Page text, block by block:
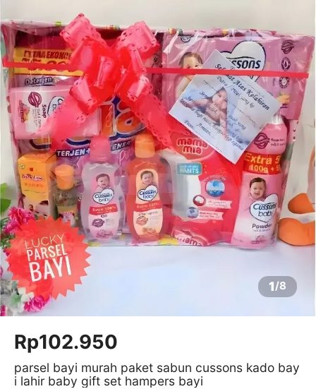
1/8
Rp102.950
parsel bayi murah paket sabun cussons kado bay
i lahir baby gift set hampers bayi